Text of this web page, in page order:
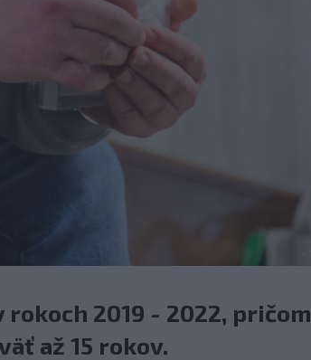
2019 - 2022, pričom
až 15 rokov.